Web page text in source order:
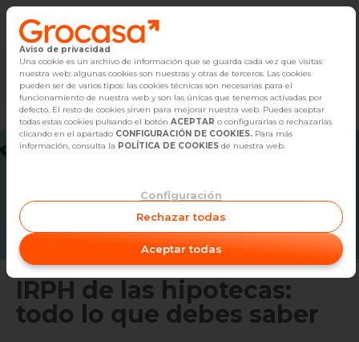
Vender
Buscar Inmuebles
Alquiler
Empleo
Oficinas
Contacto
Marketplace Empleo Diseño Reforma
IRPH de las hipotecas:
todo lo que debes saber
Aviso de privacidad
Una cookie es un archivo de información que se guarda cada vez que visitas
nuestra web: algunas cookies son nuestras y otras de terceros. Las cookies
pueden ser de varios tipos: las cookies técnicas son necesarias para el
funcionamiento de nuestra web y son las únicas que tenemos activadas por
defecto. El resto de cookies sirven para mejorar nuestra web. Puedes aceptar
todas estas cookies pulsando el botón ACEPTAR o configurarlas o rechazarlas
clicando en el apartado CONFIGURACIÓN DE COOKIES. Para más
información, consulta la POLÍTICA DE COOKIES de nuestra web.
Configuración
Rechazar todas
Aceptar todas